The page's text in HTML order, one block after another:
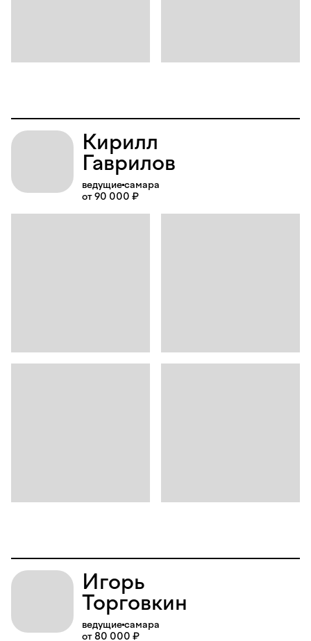
Кирилл
Гаврилов
ведущиесамара
от 90 000 ₽
Игорь
Торговкин
ведущиесамара
от 80 000 ₽